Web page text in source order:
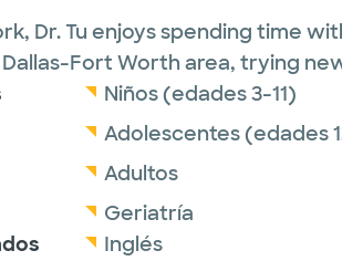
Dr. Tu enjoys spending time
Fort Worth area, trying
Niños (edades 3-11)
Adolescentes (edades
Adultos
Geriatría
Inglés